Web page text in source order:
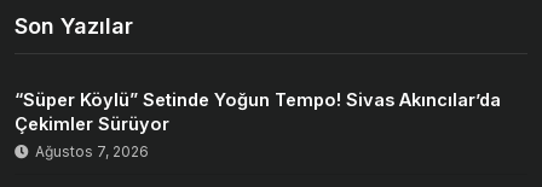
Son Yazılar
“Süper Köylü” Setinde Yoğun Tempo! Sivas Akıncılar’da
Çekimler Sürüyor
Ağustos 7, 2026